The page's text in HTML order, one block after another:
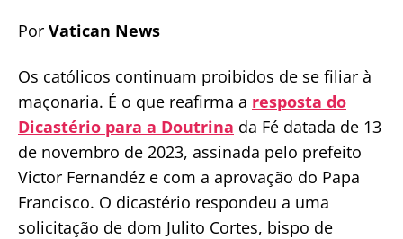
o
k
p
Por Vatican News
Os católicos continuam proibidos de se filiar à
maçonaria. É o que reafirma a resposta do
Dicastério para a Doutrina da Fé datada de 13
de novembro de 2023, assinada pelo prefeito
Victor Fernandéz e com a aprovação do Papa
Francisco. O dicastério respondeu a uma
solicitação de dom Julito Cortes, bispo de